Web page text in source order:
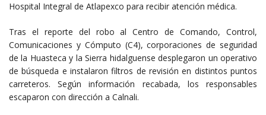
Hospital Integral de Atlapexco para recibir atención médica.
Tras el reporte del robo al Centro de Comando, Control,
Comunicaciones y Cómputo (C4), corporaciones de seguridad
de la Huasteca y la Sierra hidalguense desplegaron un operativo
de búsqueda e instalaron filtros de revisión en distintos puntos
carreteros. Según información recabada, los responsables
escaparon con dirección a Calnali.